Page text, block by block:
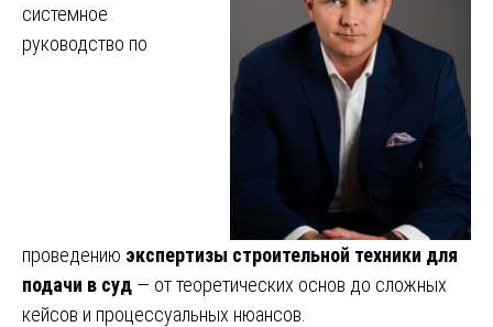
системное
руководство по
проведению экспертизы строительной техники для
подачи в суд — от теоретических основ до сложных
кейсов и процессуальных нюансов.